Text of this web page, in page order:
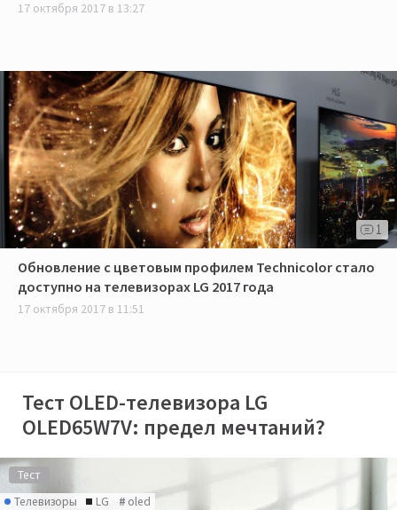
17 октября 2017 в 13:27
1
Обновление с цветовым профилем Technicolor стало
доступно на телевизорах LG 2017 года
17 октября 2017 в 11:51
Тест OLED-телевизора LG
OLED65W7V: предел мечтаний?
Тест
Телевизоры
LG oled